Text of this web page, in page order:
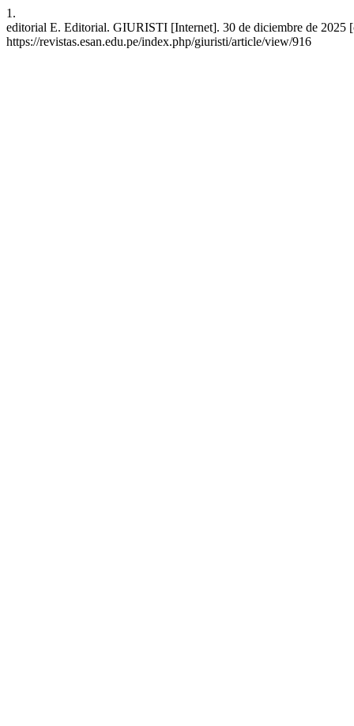
1.
editorial E. Editorial. GIURISTI [Internet]. 30 de diciembre de 2025
https://revistas.esan.edu.pe/index.php/giuristi/article/view/916